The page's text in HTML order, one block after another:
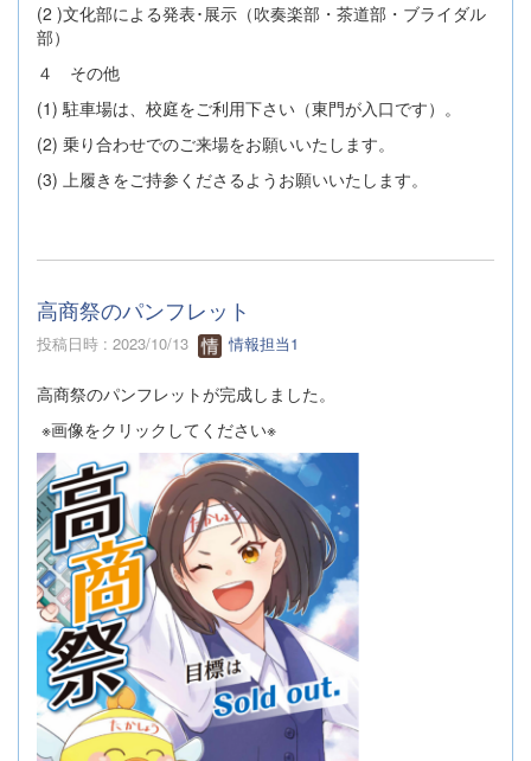
(2 )文化部による発表･展示（吹奏楽部・茶道部・ブライダル
部）
４ その他
(1) 駐車場は、校庭をご利用下さい（東門が入口です）。
(2) 乗り合わせでのご来場をお願いいたします。
(3) 上履きをご持参くださるようお願いいたします。
高商祭のパンフレット
投稿日時 : 2023/10/13 情報担当1
高商祭のパンフレットが完成しました。
※画像をクリックしてください※